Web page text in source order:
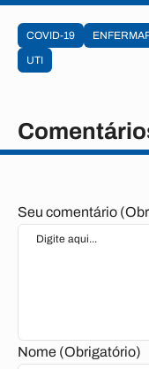
COVID-19
UTI
Seu comentário
Nome (Obrigatório)